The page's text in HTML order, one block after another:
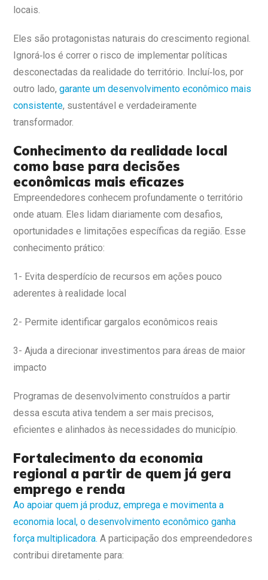
locais.
Eles são protagonistas naturais do crescimento regional.
Ignorá‑los é correr o risco de implementar políticas
desconectadas da realidade do território. Incluí‑los, por
outro lado, garante um desenvolvimento econômico mais
consistente, sustentável e verdadeiramente
transformador.
Conhecimento da realidade local
como base para decisões
econômicas mais eficazes
Empreendedores conhecem profundamente o território
onde atuam. Eles lidam diariamente com desafios,
oportunidades e limitações específicas da região. Esse
conhecimento prático:
1- Evita desperdício de recursos em ações pouco
aderentes à realidade local
2- Permite identificar gargalos econômicos reais
3- Ajuda a direcionar investimentos para áreas de maior
impacto
Programas de desenvolvimento construídos a partir
dessa escuta ativa tendem a ser mais precisos,
eficientes e alinhados às necessidades do município.
Fortalecimento da economia
regional a partir de quem já gera
emprego e renda
Ao apoiar quem já produz, emprega e movimenta a
economia local, o desenvolvimento econômico ganha
força multiplicadora. A participação dos empreendedores
contribui diretamente para: